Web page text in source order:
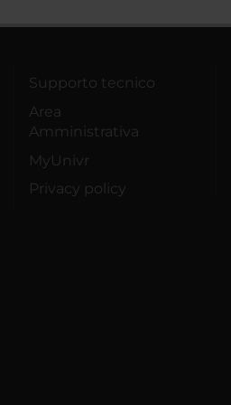
Supporto tecnico
Area
Amministrativa
MyUnivr
Privacy policy